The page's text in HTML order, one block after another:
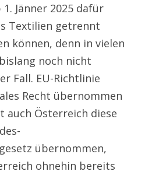
Jänner 2025 dafür
Textilien getrennt
können, denn in vielen
noch nicht
Fall. EU-Richtlinie
Recht übernommen
auch Österreich diese
übernommen,
ohnehin bereits